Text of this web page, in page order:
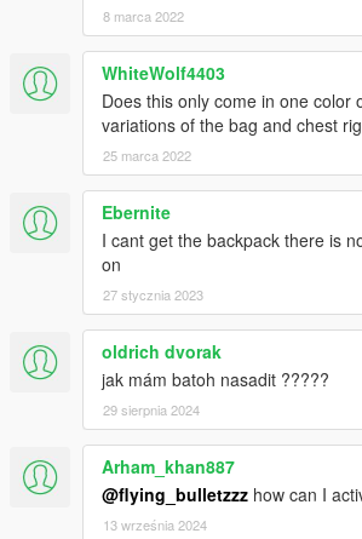
8 marca 2022
WhiteWolf4403
Does this only come in one color
variations of the bag and chest
25 marca 2022
Ebernite
I cant get the backpack there is
on
27 stycznia 2023
oldrich dvorak
jak mám batoh nasadit ?????
29 sierpnia 2024
Arham_khan887
@flying_bulletzzz how can I
13 września 2024